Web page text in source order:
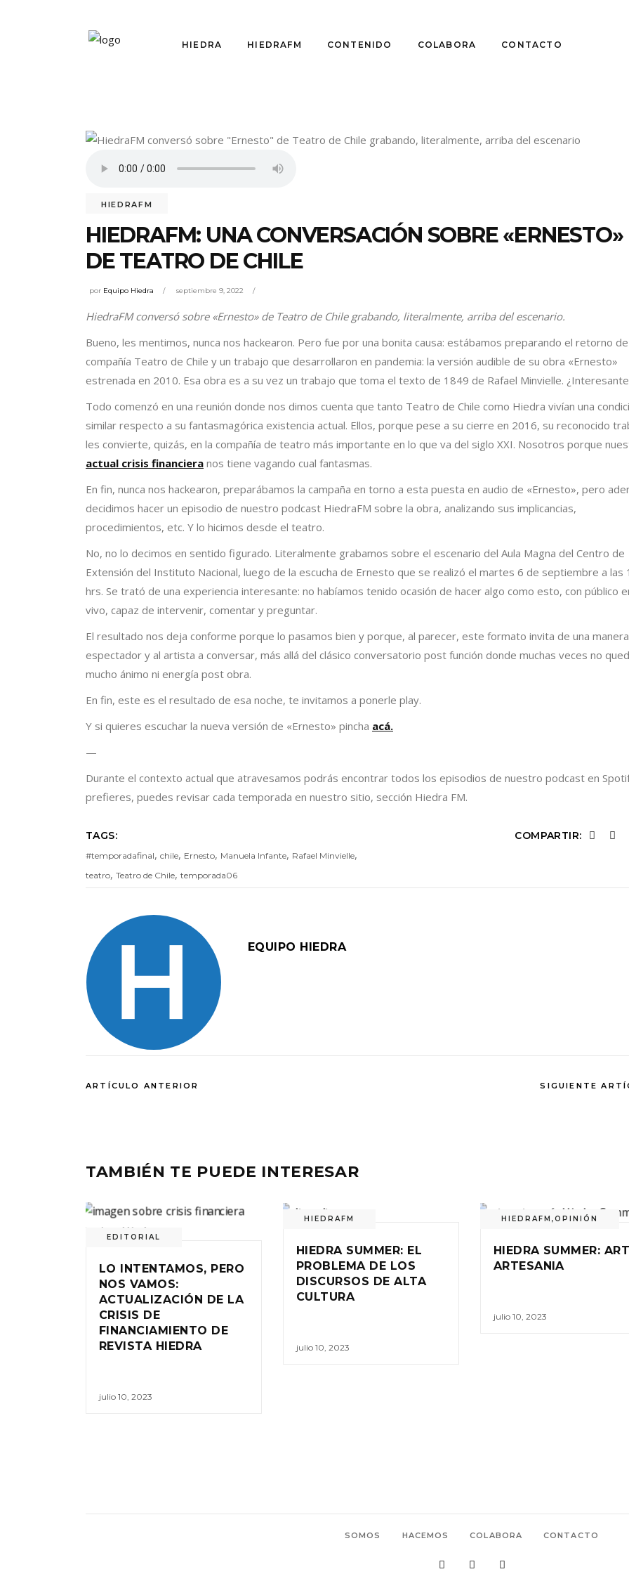
HIEDRA HIEDRAFM CONTENIDO COLABORA CONTACTO
HIEDRAFM
HIEDRAFM: UNA CONVERSACIÓN SOBRE «ERNESTO»
DE TEATRO DE CHILE
por Equipo Hiedra septiembre 9, 2022
HiedraFM conversó sobre «Ernesto» de Teatro de Chile grabando, literalmente, arriba del escenario.
Bueno, les mentimos, nunca nos hackearon. Pero fue por una bonita causa: estábamos preparando el retorno
compañía Teatro de Chile y un trabajo que desarrollaron en pandemia: la versión audible de su obra «Ernesto»
estrenada en 2010. Esa obra es a su vez un trabajo que toma el texto de 1849 de Rafael Minvielle.
Todo comenzó en una reunión donde nos dimos cuenta que tanto Teatro de Chile como Hiedra vivían una
similar respecto a su fantasmagórica existencia actual. Ellos, porque pese a su cierre en 2016, su reconocido
les convierte, quizás, en la compañía de teatro más importante en lo que va del siglo XXI. Nosotros porque
actual crisis financiera nos tiene vagando cual fantasmas.
En fin, nunca nos hackearon, preparábamos la campaña en torno a esta puesta en audio de «Ernesto», pero
decidimos hacer un episodio de nuestro podcast HiedraFM sobre la obra, analizando sus implicancias,
procedimientos, etc. Y lo hicimos desde el teatro.
No, no lo decimos en sentido figurado. Literalmente grabamos sobre el escenario del Aula Magna del Centro de
Extensión del Instituto Nacional, luego de la escucha de Ernesto que se realizó el martes 6 de septiembre a las
hrs. Se trató de una experiencia interesante: no habíamos tenido ocasión de hacer algo como esto, con público
vivo, capaz de intervenir, comentar y preguntar.
El resultado nos deja conforme porque lo pasamos bien y porque, al parecer, este formato invita de una
espectador y al artista a conversar, más allá del clásico conversatorio post función donde muchas veces no
mucho ánimo ni energía post obra.
En fin, este es el resultado de esa noche, te invitamos a ponerle play.
Y si quieres escuchar la nueva versión de «Ernesto» pincha acá.
—
Durante el contexto actual que atravesamos podrás encontrar todos los episodios de nuestro podcast en
prefieres, puedes revisar cada temporada en nuestro sitio, sección Hiedra FM.
TAGS:
#temporadafinal, chile, Ernesto, Manuela Infante, Rafael Minvielle,
teatro, Teatro de Chile, temporada06
COMPARTIR:
EQUIPO HIEDRA
ARTÍCULO ANTERIOR SIGUIENTE
TAMBIÉN TE PUEDE INTERESAR
EDITORIAL
LO INTENTAMOS, PERO
NOS VAMOS:
ACTUALIZACIÓN DE LA
CRISIS DE
FINANCIAMIENTO DE
REVISTA HIEDRA
julio 10, 2023
HIEDRAFM
HIEDRA SUMMER: EL
PROBLEMA DE LOS
DISCURSOS DE ALTA
CULTURA
julio 10, 2023
HIEDRAFM ,OPINIÓN
HIEDRA SUMMER:
ARTESANIA
julio 10, 2023
SOMOS HACEMOS COLABORA CONTACTO